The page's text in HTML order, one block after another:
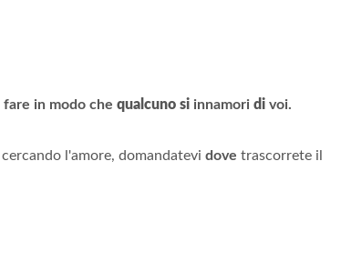
in modo che qualcuno si innamori di voi.
l'amore, domandatevi dove trascorrete il